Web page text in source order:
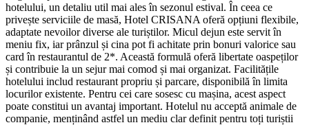
hotelului, un detaliu util mai ales în sezonul estival. În ceea ce
privește serviciile de masă, Hotel CRISANA oferă opțiuni flexibile,
adaptate nevoilor diverse ale turiștilor. Micul dejun este servit în
meniu fix, iar prânzul și cina pot fi achitate prin bonuri valorice sau
card în restaurantul de 2*. Această formulă oferă libertate oaspeților
și contribuie la un sejur mai comod și mai organizat. Facilitățile
hotelului includ restaurant propriu și parcare, disponibilă în limita
locurilor existente. Pentru cei care sosesc cu mașina, acest aspect
poate constitui un avantaj important. Hotelul nu acceptă animale de
companie, menținând astfel un mediu clar definit pentru toți turiștii